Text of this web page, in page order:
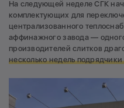
На следующей неделе СГК
комплектующих для
централизованного
аффинажного завода —
производителей слитков
несколько недель